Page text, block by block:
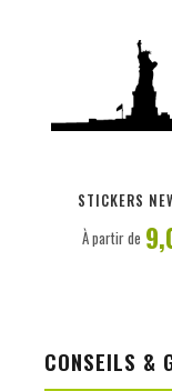
STICKERS
À partir de
CONSEILS &